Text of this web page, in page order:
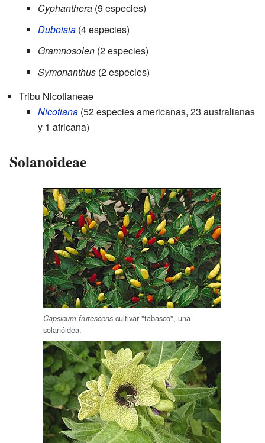
Cyphanthera (9 especies)
Duboisia (4 especies)
Gramnosolen (2 especies)
Symonanthus (2 especies)
Tribu Nicotianeae
Nicotiana (52 especies americanas, 23 australianas
y 1 africana)
Solanoideae
Capsicum frutescens cultivar "tabasco", una
solanóidea.